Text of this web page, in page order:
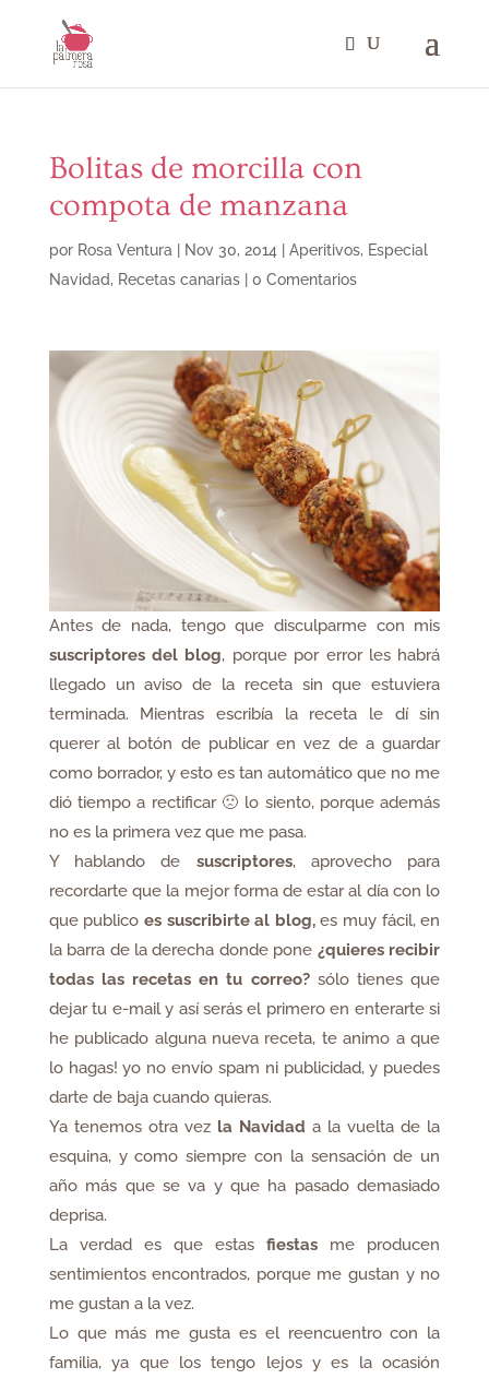
Bolitas de morcilla con
compota de manzana
por Rosa Ventura Nov 30, 2014 Aperitivos, Especial
Navidad, Recetas canarias| 0 Comentarios
Antes de nada, tengo que disculparme con mis
suscriptores del blog, porque por error les habrá
llegado un aviso de la receta sin que estuviera
terminada. Mientras escribía la receta le dí sin
querer al botón de publicar en vez de a guardar
como borrador, y esto es tan automático que no me
dió tiempo a rectificar 🙁 lo siento, porque además
no es la primera vez que me pasa.
Y hablando de suscriptores, aprovecho para
recordarte que la mejor forma de estar al día con lo
que publico es suscribirte al blog,es muy fácil, en
la barra de la derecha donde pone ¿quieres recibir
todas las recetas en tu correo?sólo tienes que
dejar tu e-mail y así serás el primero en enterarte si
he publicado alguna nueva receta, te animo a que
lo hagas! yo no envío spam ni publicidad, y puedes
darte de baja cuando quieras.
Ya tenemos otra vez la Navidada la vuelta de la
esquina, y como siempre con la sensación de un
año más que se va y que ha pasado demasiado
deprisa.
La verdad es que estasfiestas me producen
sentimientos encontrados, porque me gustan y no
me gustan a la vez.
Lo que más me gusta es el reencuentro con la
familia, ya que los tengo lejos y es la ocasión